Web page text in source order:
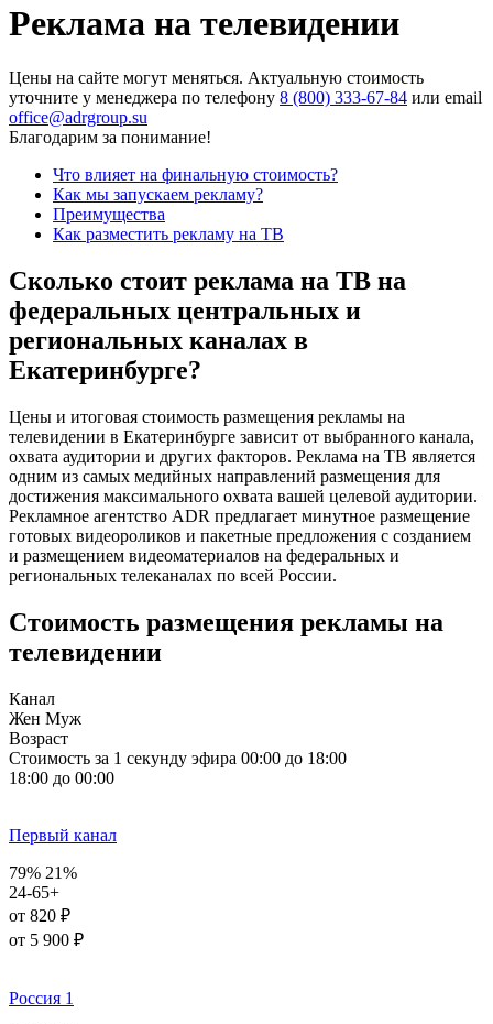
Реклама на телевидении
Цены на сайте могут меняться. Актуальную стоимость
уточните у менеджера по телефону 8 (800) 333-67-84 или email
office@adrgroup.su
Благодарим за понимание!
Что влияет на финальную стоимость?
Как мы запускаем рекламу?
Преимущества
Как разместить рекламу на ТВ
Сколько стоит реклама на ТВ на
федеральных центральных и
региональных каналах в
Екатеринбурге?
Цены и итоговая стоимость размещения рекламы на
телевидении в Екатеринбурге зависит от выбранного канала,
охвата аудитории и других факторов. Реклама на ТВ является
одним из самых медийных направлений размещения для
достижения максимального охвата вашей целевой аудитории.
Рекламное агентство ADR предлагает минутное размещение
готовых видеороликов и пакетные предложения с созданием
и размещением видеоматериалов на федеральных и
региональных телеканалах по всей России.
Стоимость размещения рекламы на
телевидении
Канал
Жен Муж
Возраст
Стоимость за 1 секунду эфира 00:00 до 18:00
18:00 до 00:00
Первый канал
79% 21%
24-65+
от 820 ₽
от 5 900 ₽
Россия 1